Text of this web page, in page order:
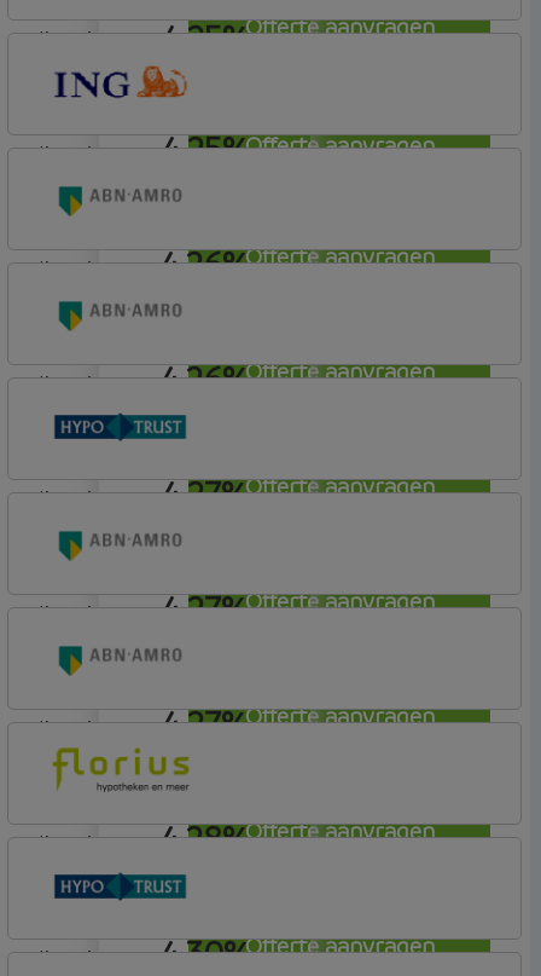
Offerte aanvragen
4,25%
Offerte aanvragen
lineair
4,25%
Offerte aanvragen
Profijt twaalf
lineair
4,26%
Offerte aanvragen
Basistarief
lineair
4,26%
Offerte aanvragen
Woning (Incl. Korting)
lineair
4,27%
Offerte aanvragen
Budget
lineair
4,27%
Offerte aanvragen
Elan Plus
lineair
4,27%
Offerte aanvragen
Woning (Incl. Korting)
lineair
4,28%
Offerte aanvragen
ABN AMRO Bank
Woning (Incl. Korting)
lineair
4,30%
Profijt drie + drie
lineair